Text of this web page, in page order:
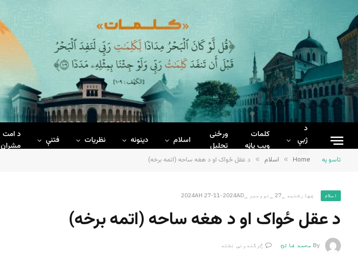
د
ژبې
ټاکل
کلمات
ويب پاڼه
ورځنی
تحلیل
اسلام دینونه نظریات فتنې
د امت
مشران
تاسو په Home
» اسلام » د عقل ځواک او د هغه ساحه (اتمه برخه)
اسلام چهارشنبه _27 _نوومبر _2024AH 27-11-2024AD
د عقل ځواک او د هغه ساحه (اتمه برخه)
By محمد فاتح څرگندونې نشته